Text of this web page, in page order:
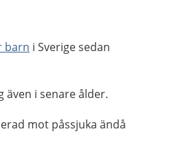
barn i Sverige sedan
även i senare ålder.
mot påssjuka ändå